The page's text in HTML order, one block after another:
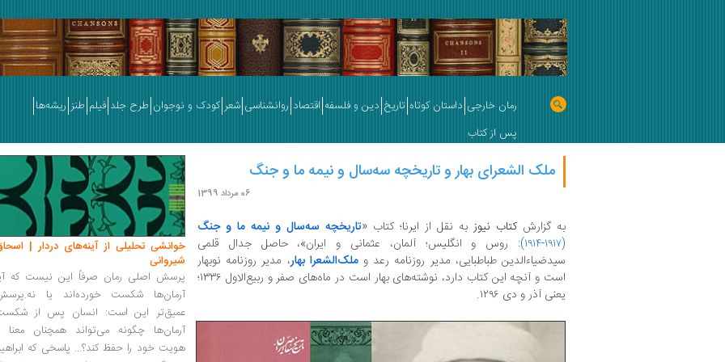
رمان خارجی داستان کوتاه تاریخ دین و فلسفه اقتصاد روانشناسی شعر کودک و نوجوان طرح جلد فیلم طنز ریشه‌ها
پس از کتاب
ملک الشعرای بهار و تاریخچه سه‌سال و نیمه ما و جنگ
06 مرداد 1399
به گزارشکتاب نیوز به نقل از ایرنا؛ کتاب «تاریخچه سه‌سال و نیمه ما و جنگ
(۱۹۱۷-۱۹۱۴)
: روس و انگلیس؛ آلمان، عثمانی و ایران»، حاصل جدال قلمی
سیدضیاءالدین طباطبایی، مدیر روزنامه رعد وملک‌الشعرا بهار، مدیر روزنامه نوبهار
است و آنچه این کتاب دارد، نوشته‌های بهار است در ماه‌های صفر و ربیع‌الاول ۱۳۳۶؛
یعنی آذر و دی ۱۲۹۶.
خوانشی تحلیلی از آینه‌های دردار |
شیروانی
پرسش اصلی رمان صرفاً این نیست که
آرمان‌ها شکست خورده‌اند یا
عمیق‌تر این است: انسان پس از
آرمان‌ها چگونه می‌تواند همچنان معنا
هویت خود را حفظ کند؟... پاسخی که